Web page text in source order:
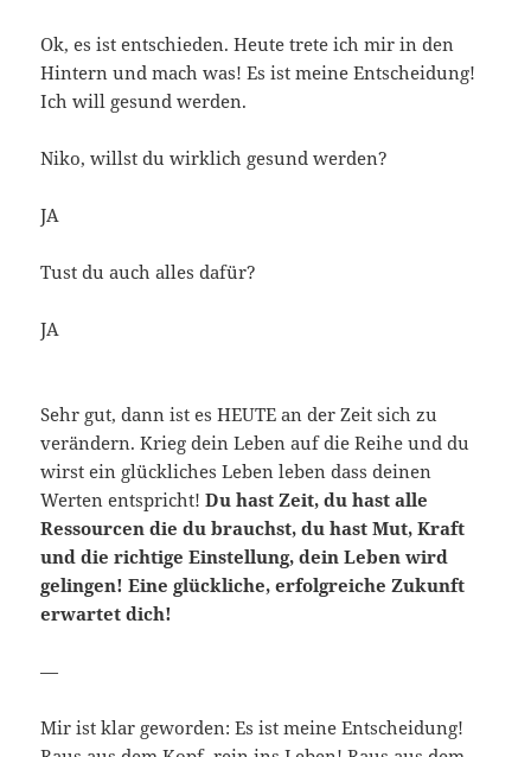
Ok, es ist entschieden. Heute trete ich mir in den
Hintern und mach was! Es ist meine Entscheidung!
Ich will gesund werden.
Niko, willst du wirklich gesund werden?
JA
Tust du auch alles dafür?
JA
Sehr gut, dann ist es HEUTE an der Zeit sich zu
verändern. Krieg dein Leben auf die Reihe und du
wirst ein glückliches Leben leben dass deinen
Werten entspricht!Du hast Zeit, du hast alle
Ressourcen die du brauchst, du hast Mut, Kraft
und die richtige Einstellung, dein Leben wird
gelingen! Eine glückliche, erfolgreiche Zukunft
erwartet dich!
—
Mir ist klar geworden: Es ist meine Entscheidung!